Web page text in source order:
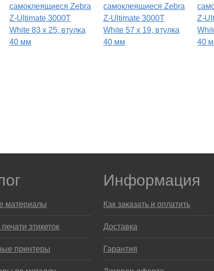
самоклеящиеся Zebra
Z-Ultimate 3000T
White 83 x 25, втулка
40 мм
самоклеящиеся Zebra
Z-Ultimate 3000T
White 57 x 19, втулка
40 мм
Z-
40
материалы
этикеток
принтеры
Информация
Как заказать и оплатить
Доставка
Гарантия